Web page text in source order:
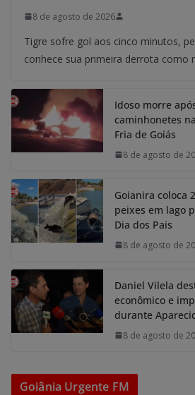
8 de agosto de 2026
Tigre sofre gol aos cinco minutos,
conhece sua primeira derrota como
Idoso morre
caminhonetes
Fria de Goiás
8 de agosto de
Goianira coloca
peixes em lago
Dia dos Pais
8 de agosto de
Daniel Vilela
econômico e
durante
8 de agosto de
Goiânia Urgente FM